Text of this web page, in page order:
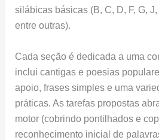
silábicas básicas (B, C, D, F, G, J,
entre outras).
Cada seção é dedicada a uma
inclui cantigas e poesias
apoio, frases simples e uma
práticas. As tarefas propostas
motor (cobrindo pontilhados e
reconhecimento inicial de